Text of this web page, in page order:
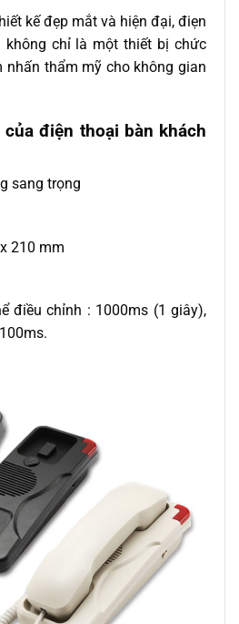
kế đẹp mắt và hiện đại, điẹn
không chỉ là một thiết bị chức
nhấn thẩm mỹ cho không gian
điện thoại bàn khách
sang trọng
210 mm
điều chỉnh : 1000ms (1 giây),